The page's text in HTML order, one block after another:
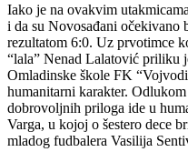
Iako je na ovakvim
i da su Novosađani očekivano
rezultatom 6:0. Uz prvotimce
“lala” Nenad Lalatović priliku
Omladinske škole FK
humanitarni karakter.
dobrovoljnih priloga ide u
Varga, u kojoj o šestero dece
mladog fudbalera Vasilija